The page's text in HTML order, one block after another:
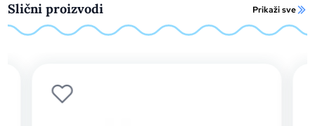
Slični proizvodi Prikaži sve